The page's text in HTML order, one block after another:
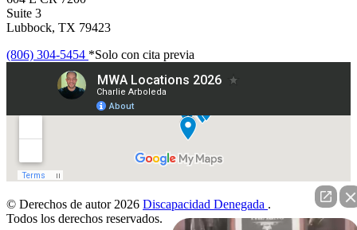
Suite 3
Lubbock, TX 79423
(806) 304-5454 *Solo con cita previa
© Derechos de autor 2026 Discapacidad Denegada .
Todos los derechos reservados.